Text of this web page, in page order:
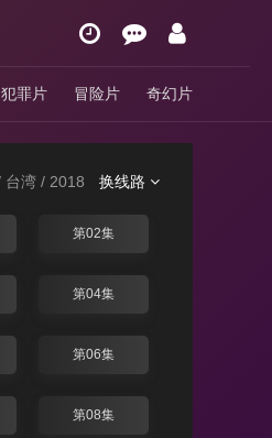
犯罪片 冒险片 奇幻片
家部长来
线观看》
换线路
台湾 / 2018
第02集
第04集
第06集
第08集